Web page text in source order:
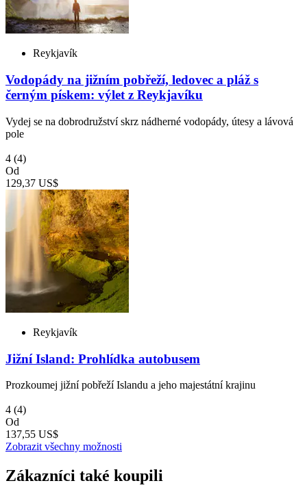
Reykjavík
Vodopády na jižním pobřeží, ledovec a pláž s
černým pískem: výlet z Reykjavíku
Vydej se na dobrodružství skrz nádherné vodopády, útesy a lávová
pole
4 (4)
Od
129,37 US$
Reykjavík
Jižní Island: Prohlídka autobusem
Prozkoumej jižní pobřeží Islandu a jeho majestátní krajinu
4 (4)
Od
137,55 US$
Zobrazit všechny možnosti
Zákazníci také koupili